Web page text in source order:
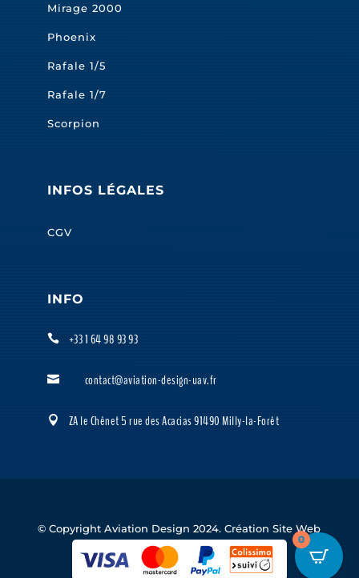
Mirage 2000
Phoenix
Rafale 1/5
Rafale 1/7
Scorpion
INFOS LÉGALES
CGV
INFO
 +33 1 64 98 93 93
 contact@aviation-design-uav.fr
 ZA le Chênet 5 rue des Acacias 91490 Milly-la-Forêt
© Copyright Aviation Design 2024. Création Site Web
0